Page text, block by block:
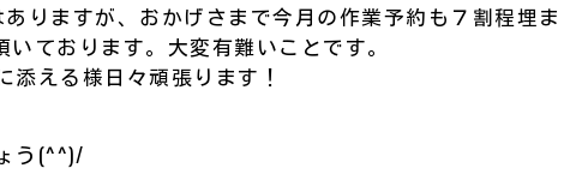
りますが、おかげさまで今月の作業予約も７割程埋ま
ております。大変有難いことです。
添える様日々頑張ります！
う(^^)/